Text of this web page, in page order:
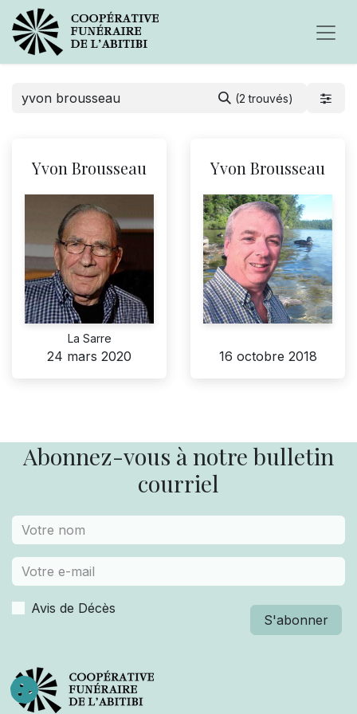
(2 trouvés)
Yvon Brousseau
La Sarre
24 mars 2020
Yvon Brousseau
16 octobre 2018
Abonnez-vous à notre bulletin
courriel
Avis de Décès
S'abonner